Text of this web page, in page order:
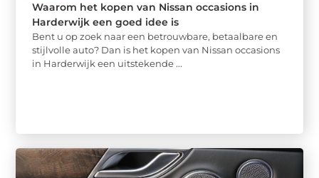
Waarom het kopen van Nissan occasions in
Harderwijk een goed idee is
Bent u op zoek naar een betrouwbare, betaalbare en
stijlvolle auto? Dan is het kopen van Nissan occasions
in Harderwijk een uitstekende ...